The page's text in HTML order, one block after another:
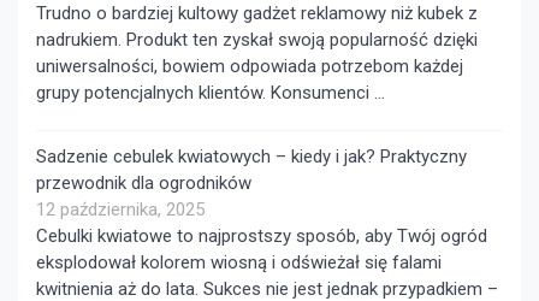
Trudno o bardziej kultowy gadżet reklamowy niż kubek z
nadrukiem. Produkt ten zyskał swoją popularność dzięki
uniwersalności, bowiem odpowiada potrzebom każdej
grupy potencjalnych klientów. Konsumenci …
Sadzenie cebulek kwiatowych – kiedy i jak? Praktyczny
przewodnik dla ogrodników
12 października, 2025
Cebulki kwiatowe to najprostszy sposób, aby Twój ogród
eksplodował kolorem wiosną i odświeżał się falami
kwitnienia aż do lata. Sukces nie jest jednak przypadkiem –